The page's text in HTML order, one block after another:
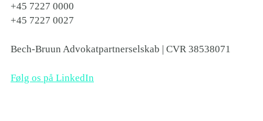
+45 7227 0000
+45 7227 0027
Bech-Bruun Advokatpartnerselskab | CVR 38538071
Følg os på LinkedIn